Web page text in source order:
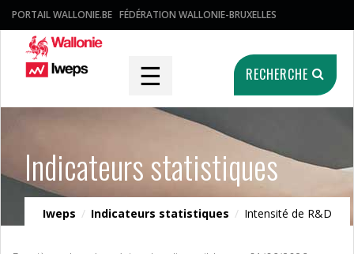
PORTAIL WALLONIE.BE FÉDÉRATION WALLONIE-BRUXELLES
☰ RECHERCHE
Indicateurs statistiques
Iweps / Indicateurs statistiques / Intensité de R&D